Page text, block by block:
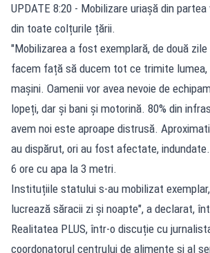
UPDATE 8:20 - Mobilizare uriașă din
din toate colțurile țării.
"Mobilizarea a fost exemplară, de două
facem față să ducem tot ce trimite lumea,
mașini. Oamenii vor avea nevoie de
lopeți, dar și bani și motorină. 80% din
avem noi este aproape distrusă.
au dispărut, ori au fost afectate,
6 ore cu apa la 3 metri.
Instituțiile statului s-au mobilizat
lucrează săracii zi și noapte", a declarat,
Realitatea PLUS, într-o discuție cu
coordonatorul centrului de alimente și al